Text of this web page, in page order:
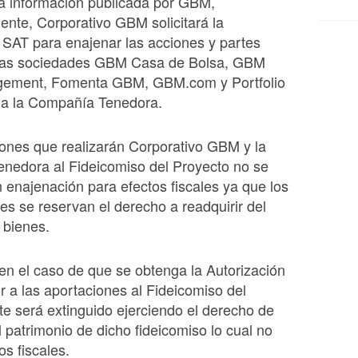
Corporativo GBM solicitará la
para enajenar las acciones y partes
sociedades GBM Casa de Bolsa, GBM
Fomenta GBM, GBM.com y Portfolio
la Compañía Tenedora.
que realizarán Corporativo GBM y la
al Fideicomiso del Proyecto no se
enajenación para efectos fiscales ya que los
se reservan el derecho a readquirir del
el caso de que se obtenga la Autorización
a las aportaciones al Fideicomiso del
será extinguido ejerciendo el derecho de
de dicho fideicomiso lo cual no
fiscales.